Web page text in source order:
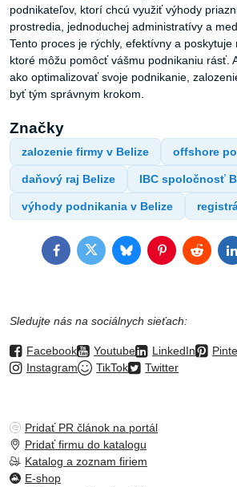
podnikateľov, ktorí chcú využiť výhody
prostredia, jednoduchej administratívy a
Tento proces je rýchly, efektívny a poskytuje
ktoré môžu pomôcť vášmu podnikaniu rásť.
ako optimalizovať svoje podnikanie,
byť tým správnym krokom.
Značky
zalozenie firmy v Belize offshore
daňový raj Belize IBC spoločnosť
výhody podnikania v Belize
FacebookTwitterBlueskyPinterestReddit
Sledujte nás na sociálnych sieťach:
Facebook Youtube LinkedIn
Instagram
TikTok Twitter
Pridať PR článok na portál
Pridať firmu do katalogu
Katalog a zoznam firiem
E-shop